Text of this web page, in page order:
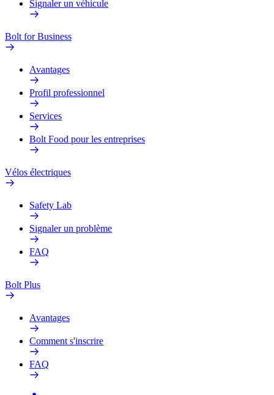
Signaler un véhicule
Bolt for Business
Avantages
Profil professionnel
Services
Bolt Food pour les entreprises
Vélos électriques
Safety Lab
Signaler un problème
FAQ
Bolt Plus
Avantages
Comment s'inscrire
FAQ